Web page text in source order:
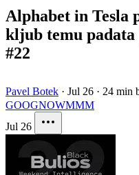
Alphabet in Tesla
kljub temu padata
#22
Pavel Botek · Jul 26 · 24 min
GOOGNOWMMM
Jul 26